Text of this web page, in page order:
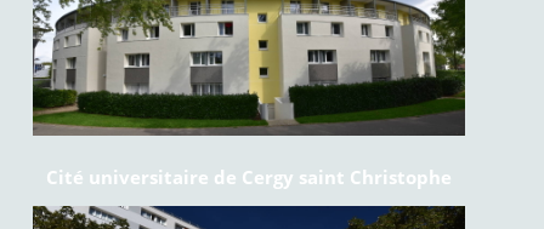
Cité universitaire de Cergy saint Christophe